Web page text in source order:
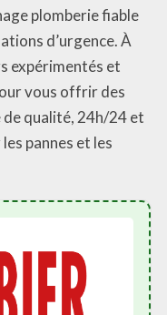
plomberie fiable
d’urgence. À
expérimentés et
vous offrir des
de qualité, 24h/24 et
pannes et les